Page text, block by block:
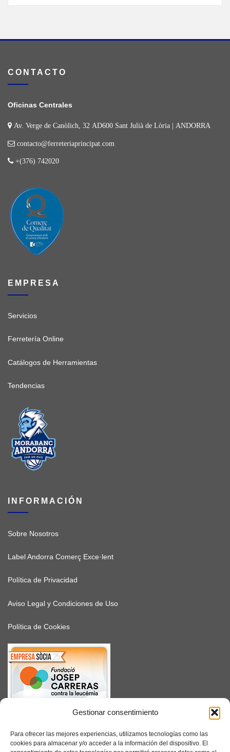
Gestionar consentimiento
Para ofrecer las mejores experiencias, utilizamos tecnologías como las
cookies para almacenar y/o acceder a la información del dispositivo. El
CONTACTO
Oficinas Centrales
Av. Verge de Canòlich, 32 AD600 Sant Julià de Lòria | ANDORRA
contacto@ferreteriaprincipat.com
+(376) 742020
EMPRESA
Servicios
Ferretería Online
Catálogos de Herramientas
Tendencias
INFORMACIÓN
Sobre Nosotros
Label Andorra Comerç Exce·lent
Política de Privacidad
Aviso Legal y Condiciones de Uso
Política de Cookies
SUSCRÍBETE